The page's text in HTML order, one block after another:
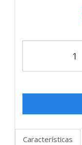
Características